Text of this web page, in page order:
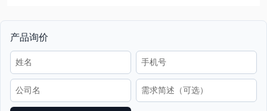
产品询价